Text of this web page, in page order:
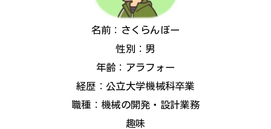
名前：さくらんぼー
性別：男
年齢：アラフォー
経歴：公立大学機械科卒業
職種：機械の開発・設計業務
趣味